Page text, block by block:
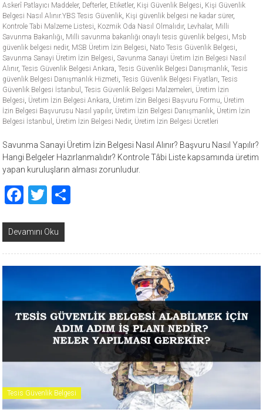
Askerî Patlayıcı Maddeler, Defterler, Etiketler, Kişi Güvenlik Belgesi Kişi Güvenlik
Belgesi Nasıl Alınır.YBS Tesis Güvenlik Kişi güvenlik belgesi ne kadar sürer,
Kontrole Tabi Malzeme Listesi Kozmik Oda Nasıl Olmalıdır, Levhalar, Milli
Savunma Bakanlığı Milli savunma bakanlığı onaylı tesis güvenlik belgesi Msb
güvenlik belgesi nedir, MSB Üretim İzin Belgesi Nato Tesis Güvenlik Belgesi
Savunma Sanayi Üretim İzin Belgesi ,Savunma Sanayi Üretim İzin Belgesi Nasıl
Alınır,Tesis Güvenlik Belgesi Ankara ,Tesis Güvenlik Belgesi Danışmanlık ,Tesis
güvenlik Belgesi Danışmanlık Hizmeti ,Tesis Güvenlik Belgesi Fiyatları ,Tesis
Güvenlik Belgesi İstanbul
,Tesis Güvenlik Belgesi Malzemeleri Üretim İzin
Belgesi Üretim İzin Belgesi Ankara Üretim İzin Belgesi Başvuru Formu Üretim
İzin Belgesi Başvurusu Nasıl yapılır, Üretim İzin Belgesi Danışmanlık Üretim İzin
Belgesi İstanbul
Üretim İzin Belgesi Nedir, Üretim İzin Belgesi Ücretleri
Savunma Sanayi Üretim İzin Belgesi Nasıl Alınır? Başvuru Nasıl Yapılır?
Hangi Belgeler Hazırlanmalıdır? Kontrole Tâbi Liste kapsamında üretim
yapan kuruluşların alması zorunludur.
Facebook
Twitter
Devamını Oku
Tesis Güvenlik Belgesi